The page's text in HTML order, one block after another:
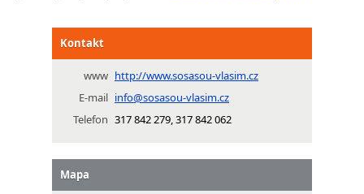
Kontakt
www http://www.sosasou-vlasim.cz
E-mail info@sosasou-vlasim.cz
Telefon 317 842 279, 317 842 062
Mapa